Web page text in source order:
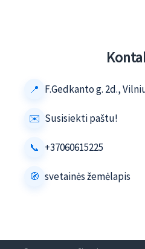
F.Gedkanto g. 2d.,
Susisiekti paštu!
+37060615225
svetainės žemėlapis